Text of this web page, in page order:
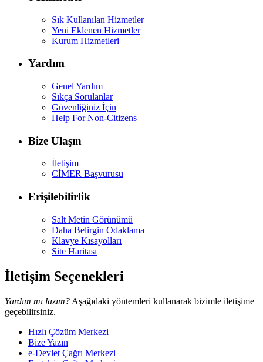
Sık Kullanılan Hizmetler
Yeni Eklenen Hizmetler
Kurum Hizmetleri
Yardım
Genel Yardım
Sıkça Sorulanlar
Güvenliğiniz İçin
Help For Non-Citizens
Bize Ulaşın
İletişim
CİMER Başvurusu
Erişilebilirlik
Salt Metin Görünümü
Daha Belirgin Odaklama
Klavye Kısayolları
Site Haritası
İletişim Seçenekleri
Yardım mı lazım? Aşağıdaki yöntemleri kullanarak bizimle iletişime
geçebilirsiniz.
Hızlı Çözüm Merkezi
Bize Yazın
e-Devlet Çağrı Merkezi